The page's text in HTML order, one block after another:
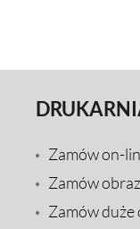
Zamów on-
Zamów
Zamów duże